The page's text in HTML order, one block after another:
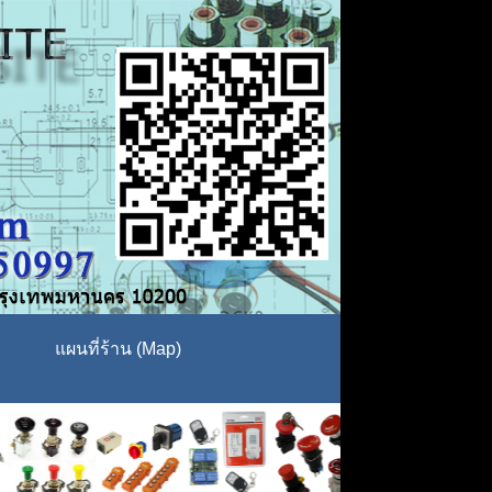
แผนที่ร้าน (Map)